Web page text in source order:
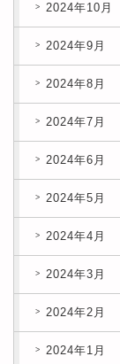
2024年10月
2024年9月
2024年8月
2024年7月
2024年6月
2024年5月
2024年4月
2024年3月
2024年2月
2024年1月